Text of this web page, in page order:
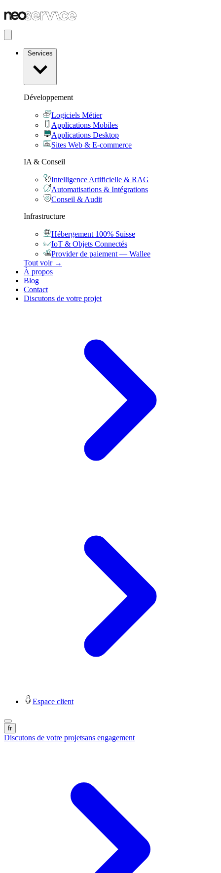
Services
Développement
Logiciels Métier
Applications Mobiles
Applications Desktop
Sites Web & E-commerce
IA & Conseil
Intelligence Artificielle & RAG
Automatisations & Intégrations
Conseil & Audit
Infrastructure
Hébergement 100% Suisse
IoT & Objets Connectés
Provider de paiement — Wallee
Tout voir →
À propos
Blog
Contact
Discutons de votre projet
Espace client
fr
Discutons de votre projetsans engagement